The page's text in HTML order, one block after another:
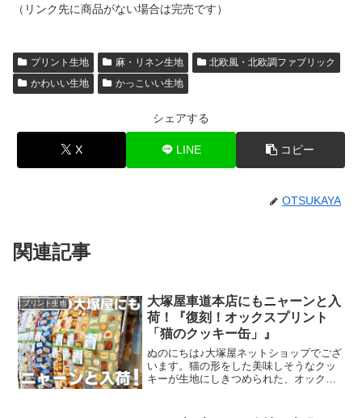
（リンク先に商品がない場合は完売です）
プリント生地 麻・リネン生地
北欧風・北欧調ファブリック
かわいい生地
かっこいい生地
シェアする
X LINE コピー
OTSUKAYA
関連記事
プリント生地
大塚屋車道本店にもニャーンと入
荷！『復刻！オックスプリント
「猫のクッキー缶」』
ぬのにちは♪大塚屋ネットショップでござ
います。猫の形をした美味しそうなクッ
キーが生地にしきつめられた、オックス